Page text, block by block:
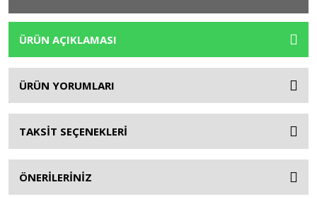
ÜRÜN AÇIKLAMASI
ÜRÜN YORUMLARI
TAKSİT SEÇENEKLERİ
ÖNERİLERİNİZ